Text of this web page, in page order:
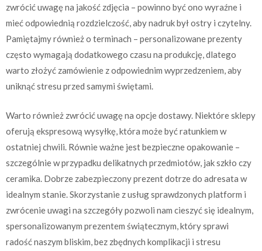
zwrócić uwagę na jakość zdjęcia – powinno być ono wyraźne i
mieć odpowiednią rozdzielczość, aby nadruk był ostry i czytelny.
Pamiętajmy również o terminach – personalizowane prezenty
często wymagają dodatkowego czasu na produkcję, dlatego
warto złożyć zamówienie z odpowiednim wyprzedzeniem, aby
uniknąć stresu przed samymi świętami.
Warto również zwrócić uwagę na opcje dostawy. Niektóre sklepy
oferują ekspresową wysyłkę, która może być ratunkiem w
ostatniej chwili. Równie ważne jest bezpieczne opakowanie –
szczególnie w przypadku delikatnych przedmiotów, jak szkło czy
ceramika. Dobrze zabezpieczony prezent dotrze do adresata w
idealnym stanie. Skorzystanie z usług sprawdzonych platform i
zwrócenie uwagi na szczegóły pozwoli nam cieszyć się idealnym,
spersonalizowanym prezentem świątecznym, który sprawi
radość naszym bliskim, bez zbędnych komplikacji i stresu